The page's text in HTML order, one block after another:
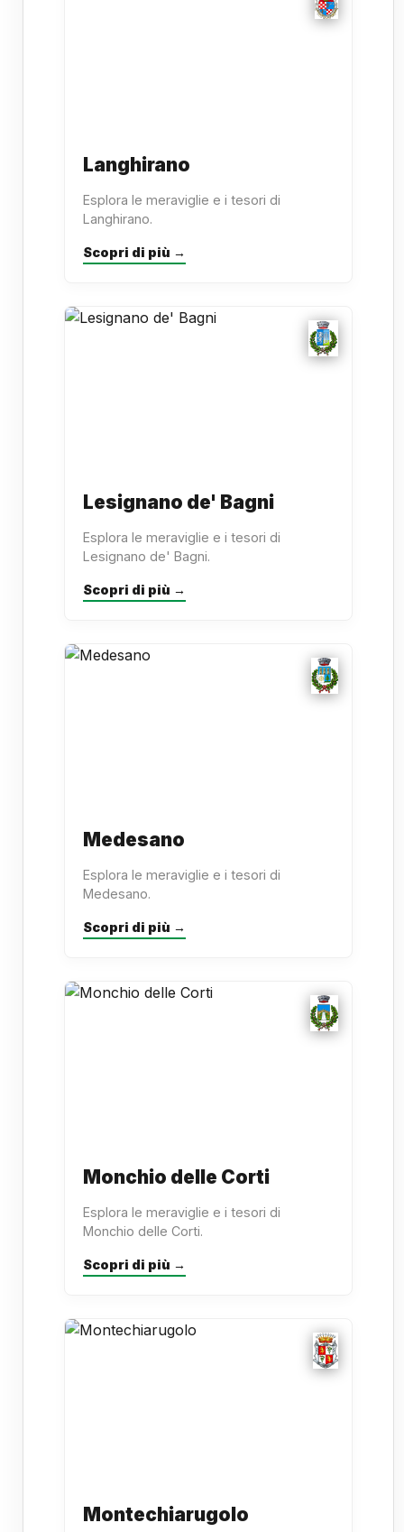
Langhirano
Esplora le meraviglie e i tesori di
Langhirano.
Scopri di più →
Lesignano de' Bagni
Esplora le meraviglie e i tesori di
Lesignano de' Bagni.
Scopri di più →
Medesano
Esplora le meraviglie e i tesori di
Medesano.
Scopri di più →
Monchio delle Corti
Esplora le meraviglie e i tesori di
Monchio delle Corti.
Scopri di più →
Montechiarugolo